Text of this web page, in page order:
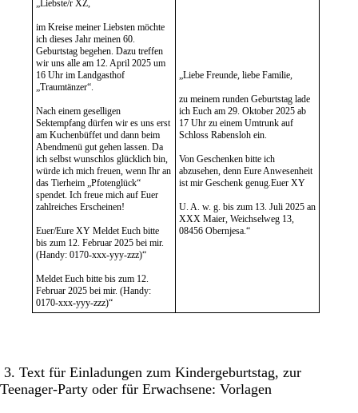
„Liebste/r XZ,
im Kreise meiner Liebsten möchte
ich dieses Jahr meinen 60.
Geburtstag begehen. Dazu treffen
wir uns alle am 12. April 2025 um
16 Uhr im Landgasthof
„Traumtänzer“.
Nach einem geselligen
Sektempfang dürfen wir es uns erst
am Kuchenbüffet und dann beim
Abendmenü gut gehen lassen. Da
ich selbst wunschlos glücklich bin,
würde ich mich freuen, wenn Ihr an
das Tierheim „Pfotenglück“
spendet. Ich freue mich auf Euer
zahlreiches Erscheinen!
Euer/Eure XY Meldet Euch bitte
bis zum 12. Februar 2025 bei mir.
(Handy: 0170-xxx-yyy-zzz)“
Meldet Euch bitte bis zum 12.
Februar 2025 bei mir. (Handy:
0170-xxx-yyy-zzz)“
„Liebe Freunde, liebe Familie,
zu meinem runden Geburtstag lade
ich Euch am 29. Oktober 2025 ab
17 Uhr zu einem Umtrunk auf
Schloss Rabensloh ein.
Von Geschenken bitte ich
abzusehen, denn Eure Anwesenheit
ist mir Geschenk genug.Euer XY
U. A. w. g. bis zum 13. Juli 2025 an
XXX Maier, Weichselweg 13,
08456 Obernjesa.“
3. Text für Einladungen zum Kindergeburtstag, zur
Teenager-Party oder für Erwachsene: Vorlagen